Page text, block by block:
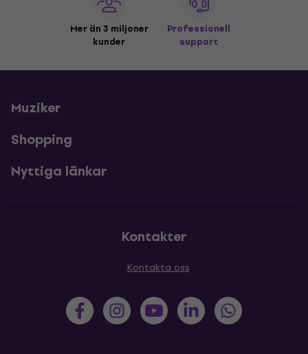
Mer än 3 miljoner
kunder
Professionell
support
Muziker
Shopping
Nyttiga länkar
Kontakter
Kontakta oss